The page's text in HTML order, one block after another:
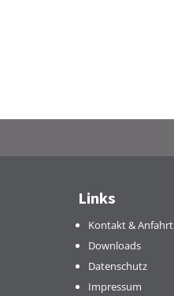
Links
Kontakt & Anfahrt
Downloads
Datenschutz
Impressum